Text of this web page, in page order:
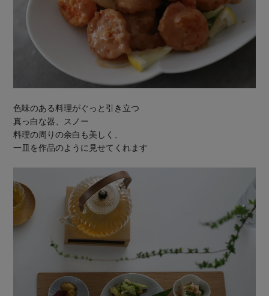
色味のある料理がぐっと引き立つ
真っ白な器、スノー
料理の周りの余白も美しく、
一皿を作品のように見せてくれます